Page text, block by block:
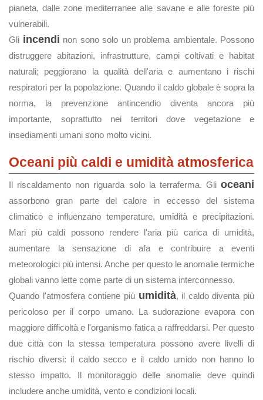
pianeta, dalle zone mediterranee alle savane e alle foreste più
vulnerabili.
Gli incendi non sono solo un problema ambientale. Possono
distruggere abitazioni, infrastrutture, campi coltivati e habitat
naturali; peggiorano la qualità dell'aria e aumentano i rischi
respiratori per la popolazione. Quando il caldo globale è sopra la
norma, la prevenzione antincendio diventa ancora più
importante, soprattutto nei territori dove vegetazione e
insediamenti umani sono molto vicini.
Oceani più caldi e umidità atmosferica
Il riscaldamento non riguarda solo la terraferma. Gli oceani
assorbono gran parte del calore in eccesso del sistema
climatico e influenzano temperature, umidità e precipitazioni.
Mari più caldi possono rendere l'aria più carica di umidità,
aumentare la sensazione di afa e contribuire a eventi
meteorologici più intensi. Anche per questo le anomalie termiche
globali vanno lette come parte di un sistema interconnesso.
Quando l'atmosfera contiene più umidità, il caldo diventa più
pericoloso per il corpo umano. La sudorazione evapora con
maggiore difficoltà e l'organismo fatica a raffreddarsi. Per questo
due città con la stessa temperatura possono avere livelli di
rischio diversi: il caldo secco e il caldo umido non hanno lo
stesso impatto. Il monitoraggio delle anomalie deve quindi
includere anche umidità, vento e condizioni locali.